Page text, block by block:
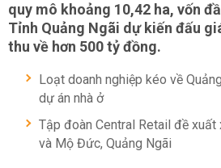
quy mô khoảng 10,42 ha, vốn
Tỉnh Quảng Ngãi dự kiến đấu
thu về hơn 500 tỷ đồng.
Loạt doanh nghiệp kéo về
dự án nhà ở
Tập đoàn Central Retail đề xuất
và Mộ Đức, Quảng Ngãi